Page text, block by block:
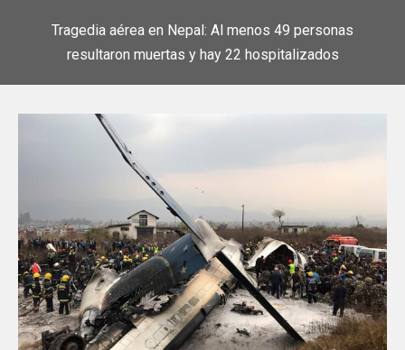
Tragedia aérea en Nepal: Al menos 49 personas
resultaron muertas y hay 22 hospitalizados